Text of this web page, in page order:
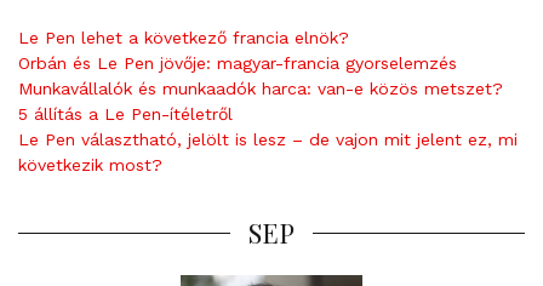
Le Pen lehet a következő francia elnök?
Orbán és Le Pen jövője: magyar-francia gyorselemzés
Munkavállalók és munkaadók harca: van-e közös metszet?
5 állítás a Le Pen-ítéletről
Le Pen választható, jelölt is lesz – de vajon mit jelent ez, mi
következik most?
SEP